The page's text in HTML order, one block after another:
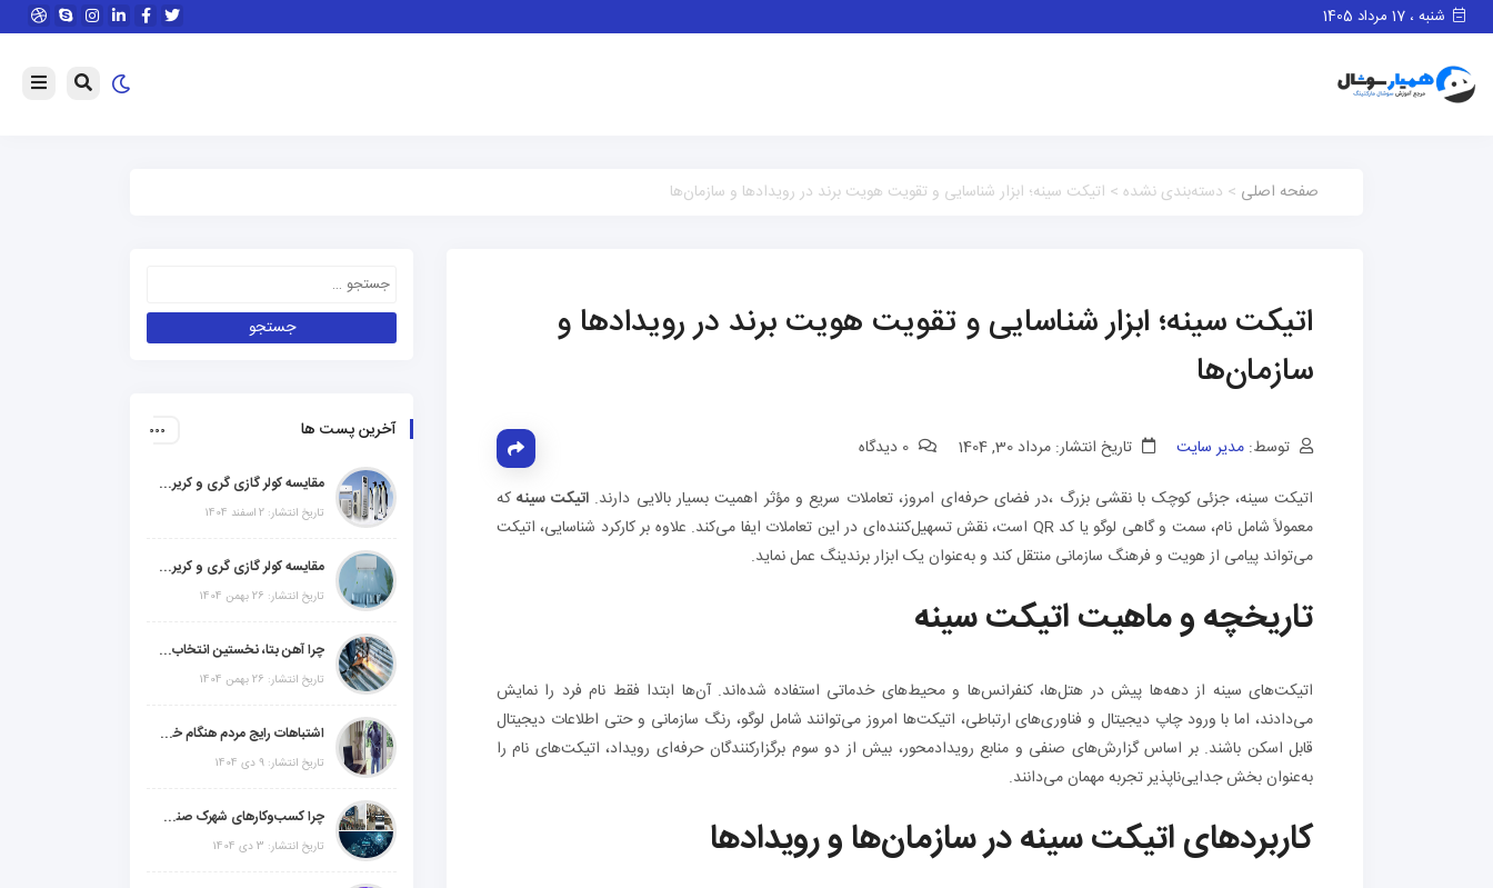
شنبه ، 17 مرداد 1405
صفحه اصلی > دسته‌بندی نشده > اتیکت سینه؛ ابزار شناسایی و تقویت هویت برند در رویدادها و سازمان‌ها
اتیکت سینه؛ ابزار شناسایی و تقویت هویت برند در رویدادها و
سازمان‌ها
توسط: مدیر سایت تاریخ انتشار: مرداد 30, 1404
اتیکت سینه، جزئی کوچک با نقشی بزرگ ،در فضای حرفه‌ای امروز، تعاملات سریع و مؤثر اهمیت بسیار بالایی دارند.اتیکت سینهکه
معمولاً شامل نام، سمت و گاهی لوگو یا کد QR است، نقش تسهیل‌کننده‌ای در این تعاملات ایفا می‌کند. علاوه بر کارکرد شناسایی، اتیکت
می‌تواند پیامی از هویت و فرهنگ سازمانی منتقل کند و به‌عنوان یک ابزار برندینگ عمل نماید.
تاریخچه و ماهیت اتیکت سینه
اتیکت‌های سینه از دهه‌ها پیش در هتل‌ها، کنفرانس‌ها و محیط‌های خدماتی استفاده شده‌اند. آن‌ها ابتدا فقط نام فرد را نمایش
می‌دادند، اما با ورود چاپ دیجیتال و فناوری‌های ارتباطی، اتیکت‌ها امروز می‌توانند شامل لوگو، رنگ سازمانی و حتی اطلاعات دیجیتال
قابل اسکن باشند. بر اساس گزارش‌های صنفی و منابع رویدادمحور، بیش از دو سوم برگزارکنندگان حرفه‌ای رویداد، اتیکت‌های نام را
به‌عنوان بخش جدایی‌ناپذیر تجربه مهمان می‌دانند.
کاربردهای اتیکت سینه در سازمان‌ها و رویدادها
آخرین پست ها
مقایسه کولر گازی گری و کریر و ال جی و جنرال گلد و هایسنس و مدیا و اجنرال
تاریخ انتشار: 2 اسفند 1404
مقایسه کولر گازی گری و کریر و ال جی و جنرال گلد و جنرال شکار و سامسونگ و یونیوا
تاریخ انتشار: 26 بهمن 1404
چرا آهن بتا، نخستین انتخاب برای گل میخ عرشه فولادی در ایران است؟
تاریخ انتشار: 26 بهمن 1404
اشتباهات رایج مردم هنگام خرید دزدگیر منزل
تاریخ انتشار: 9 دی 1404
چرا کسب‌وکارهای شهرک صنعتی چهاردانگه فوراً به طراحی سایت نیاز دارند؟
تاریخ انتشار: 3 دی 1404